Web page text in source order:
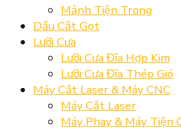
Mảnh Tiện Trong
Dầu Cắt Gọt
Lưỡi Cưa
Lưỡi Cưa Đĩa Hợp Kim
Lưỡi Cưa Đĩa Thép Gió
Máy Cắt Laser & Máy CNC
Máy Cắt Laser
Máy Phay & Máy Tiện